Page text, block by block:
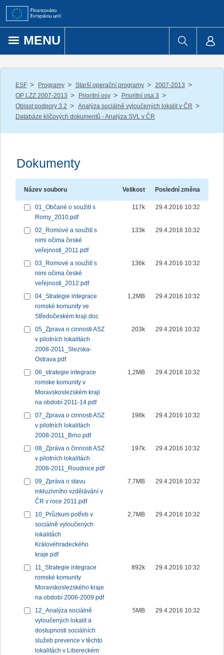
Přejít k obsahu
MENU
ESF / Programy / Starší operační programy / 2007-2013 /
OP LZZ 2007-2013 / Prioritní osy / Prioritní osa 3 /
Oblast podpory 3.2 / Analýza sociálně vyloučených lokalit v ČR /
Databáze klíčových dokumentů - Analýza SVL v ČR
Dokumenty
Název souboru Velikost Poslední změna
01_Občané o soužití s
Romy_2010.pdf
117k 29.4.2016 10:32
02_Romové a soužití s
nimi očima české
veřejnosti_2011.pdf
133k 29.4.2016 10:32
03_Romové a soužití s
nimi očima české
veřejnosti_2012.pdf
136k 29.4.2016 10:32
04_Strategie integrace
romské komunity ve
Středočeském kraji.doc
1,2MB 29.4.2016 10:32
05_Zprava o cinnosti ASZ
v pilotních lokalitách
2008-2011_Slezska-
Ostrava.pdf
203k 29.4.2016 10:32
06_strategie integrace
romske komunity v
Moravskoslezském kraji
na období 2011-14.pdf
1,2MB 29.4.2016 10:32
07_Zprava o cinnosti ASZ
v pilotních lokalitách
2008-2011_Brno.pdf
198k 29.4.2016 10:32
08_Zpráva o činnosti ASZ
v pilotních lokalitách
2008-2011_Roudnice.pdf
197k 29.4.2016 10:32
09_Zpráva o stavu
inkluzivního vzdělávání v
ČR v roce 2011.pdf
7,7MB 29.4.2016 10:32
10_Průzkum potřeb v
sociálně vyloučených
lokalitách
Královéhradeckého
kraje.pdf
2,7MB 29.4.2016 10:32
11_Strategie integrace
romské komunity
Moravskoslezského kraje
na období 2006-2009.pdf
892k 29.4.2016 10:32
12_Analýza sociálně
vyloučených lokalit a
dostupnosti sociálních
služeb prevence v těchto
lokalitách v Libereckém
5MB 29.4.2016 10:32